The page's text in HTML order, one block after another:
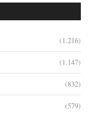
(1.216)
(1.147)
(832)
(579)